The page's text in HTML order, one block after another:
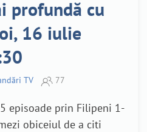
profundă cu
16 iulie
TV 77
episoade prin Filipeni 1-
obiceiul de a citi